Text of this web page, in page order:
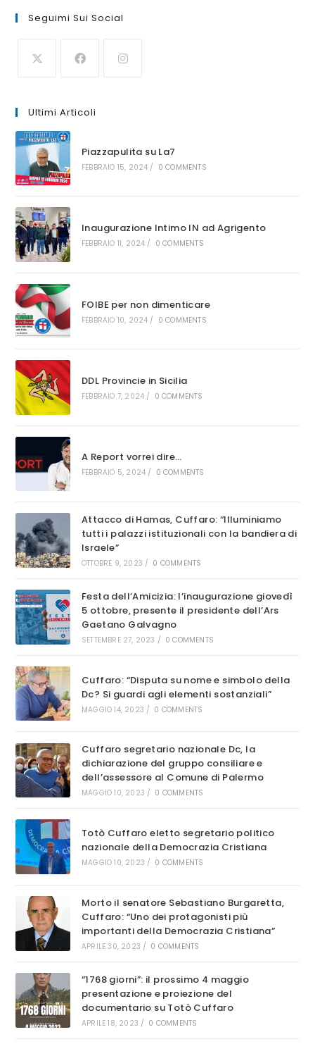
Seguimi Sui Social
Ultimi Articoli
Piazzapulita su La7
FEBBRAIO 15, 2024 / 0 COMMENTS
Inaugurazione Intimo IN ad Agrigento
FEBBRAIO 11, 2024 / 0 COMMENTS
FOIBE per non dimenticare
FEBBRAIO 10, 2024 / 0 COMMENTS
DDL Provincie in Sicilia
FEBBRAIO 7, 2024 / 0 COMMENTS
A Report vorrei dire…
FEBBRAIO 5, 2024 / 0 COMMENTS
Attacco di Hamas, Cuffaro: “Illuminiamo
tutti i palazzi istituzionali con la bandiera di
Israele”
OTTOBRE 9, 2023 / 0 COMMENTS
Festa dell’Amicizia: l’inaugurazione giovedì
5 ottobre, presente il presidente dell’Ars
Gaetano Galvagno
SETTEMBRE 27, 2023 / 0 COMMENTS
Cuffaro: “Disputa su nome e simbolo della
Dc? Si guardi agli elementi sostanziali”
MAGGIO 14, 2023 / 0 COMMENTS
Cuffaro segretario nazionale Dc, la
dichiarazione del gruppo consiliare e
dell’assessore al Comune di Palermo
MAGGIO 10, 2023 / 0 COMMENTS
Totò Cuffaro eletto segretario politico
nazionale della Democrazia Cristiana
MAGGIO 10, 2023 / 0 COMMENTS
Morto il senatore Sebastiano Burgaretta,
Cuffaro: “Uno dei protagonisti più
importanti della Democrazia Cristiana”
APRILE 30, 2023 / 0 COMMENTS
“1768 giorni”: il prossimo 4 maggio
presentazione e proiezione del
documentario su Totò Cuffaro
APRILE 18, 2023 / 0 COMMENTS